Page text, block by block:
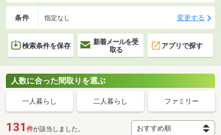
条件 指定なし 変更する
検索条件を保存
新着メールを受
取る
アプリで探す
人数に合った間取りを選ぶ
一人暮らし 二人暮らし ファミリー
131 件が該当しました。